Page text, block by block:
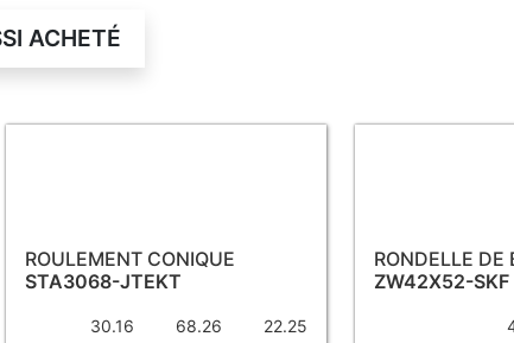
ACHETÉ
ROULEMENT CONIQUE
STA3068-JTEKT
30.16 68.26 22.25
RONDELLE DE
ZW42X52-SKF